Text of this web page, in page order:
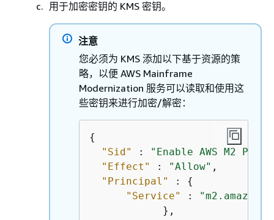
用于加密密钥的 KMS 密钥。
注意
您必须为 KMS 添加以下基于资源的策
略，以便 AWS Mainframe
Modernization 服务可以读取和使用这
些密钥来进行加密/解密：
{
"Sid"
:
"Enable AWS M2
"Effect"
: "Allow" ,
"Principal"
: {
"Service"
:
            },